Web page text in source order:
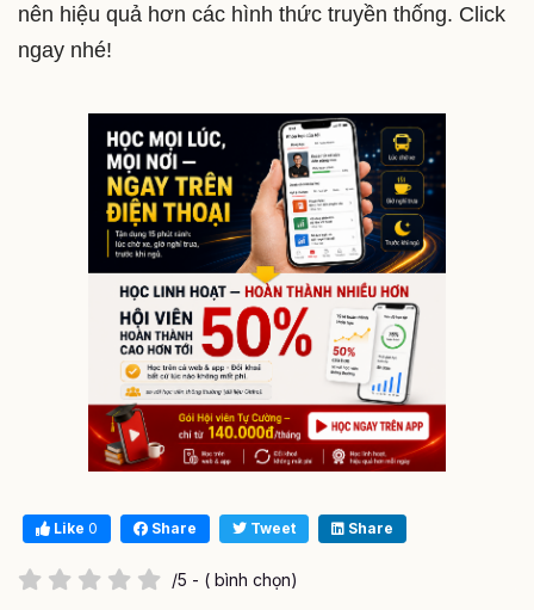
nên hiệu quả hơn các hình thức truyền thống. Click
ngay nhé!
Like 0 Share Tweet Share
/5 - ( bình chọn)